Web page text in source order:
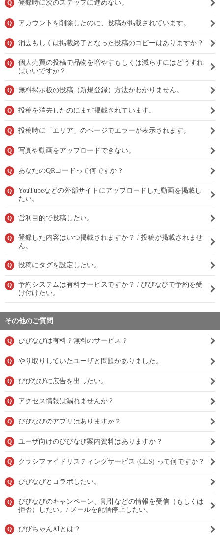
Q 登録時に次のステップに進めない。
Q アカウントを削除したのに、投稿が掲載されています。
Q 消去もしくは掲載終了となった投稿のコピーはありますか？
Q
個人売買の投稿で品物を増やすもしくは減らすにはどうすれ
ばいいですか？
Q 無料掲示板の投稿（新規登録）方法がわかりません。
Q 投稿を消去したのにまだ掲載されています。
Q 投稿時に「エリア」のページでエラーが表示されます。
Q 写真や動画をアップロードできない。
Q あなたのQRコードって何ですか？
Q
YouTubeなどの外部サイトにアップロードした動画を掲載し
たい。
Q 営利目的で投稿したい。
Q
登録した内容はいつ掲載されますか？ / 投稿が掲載されませ
ん。
Q 投稿にタグを設定したい。
Q
予約システムは有料サービスですか？ / びびなびで予約を受
け付けたい。
その他のご質問
Q びびなびは有料？無料のサービス？
Q やり取りしていたユーザと問題がありました。
Q びびなびに広告を出したい。
Q アクセス情報は漏れませんか？
Q びびなびのアプリはありますか？
Q ユーザ向けのびびなび案内資料はありますか？
Q クラシファイドリスティングサービス (CLS) って何ですか？
Q びびなびとコラボしたい。
Q
びびなびのキャンペーン、割引などの情報を受信（もしくは
拒否）したい。/ メールを配信停止したい。
Q びびちゃんAIとは？